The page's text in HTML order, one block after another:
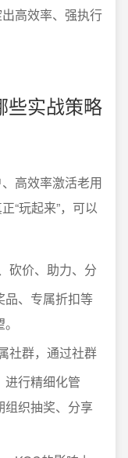
高效率、强执行
些实战策略
高效率激活老用
“玩起来”，可以
砍价、助力、分
品、专属折扣等
社群，通过社群
进行精细化管
组织抽奖、分享